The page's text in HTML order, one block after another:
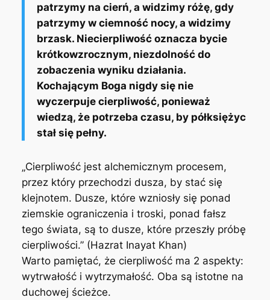
patrzymy na cierń, a widzimy różę, gdy
patrzymy w ciemność nocy, a widzimy
brzask. Niecierpliwość oznacza bycie
krótkowzrocznym, niezdolność do
zobaczenia wyniku działania.
Kochającym Boga nigdy się nie
wyczerpuje cierpliwość, ponieważ
wiedzą, że potrzeba czasu, by półksiężyc
stał się pełny.
„Cierpliwość jest alchemicznym procesem,
przez który przechodzi dusza, by stać się
klejnotem. Dusze, które wzniosły się ponad
ziemskie ograniczenia i troski, ponad fałsz
tego świata, są to dusze, które przeszły próbę
cierpliwości.” (Hazrat Inayat Khan)
Warto pamiętać, że cierpliwość ma 2 aspekty:
wytrwałość i wytrzymałość. Oba są istotne na
duchowej ścieżce.